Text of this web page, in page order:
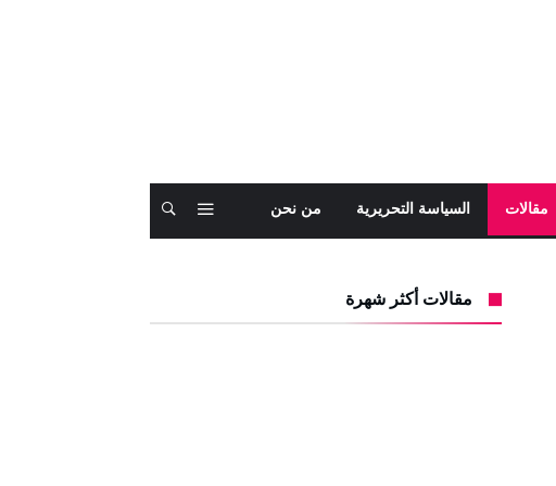
مقالات السياسة التحريرية من نحن
مقالات أكثر شهرة